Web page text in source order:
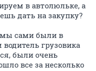
в автолюльке, а
дать на закупку?
сами были в
грузовика
были очень
все за несколько